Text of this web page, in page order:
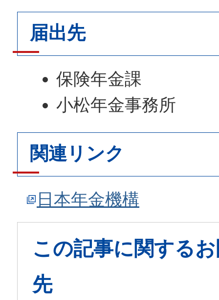
届出先
保険年金課
小松年金事務所
関連リンク
日本年金機構
この記事に関する
先